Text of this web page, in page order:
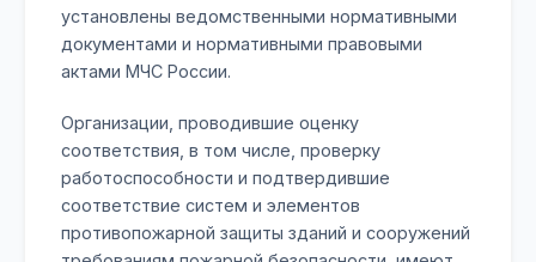
установлены ведомственными нормативными
документами и нормативными правовыми
актами МЧС России.
Организации, проводившие оценку
соответствия, в том числе, проверку
работоспособности и подтвердившие
соответствие систем и элементов
противопожарной защиты зданий и сооружений